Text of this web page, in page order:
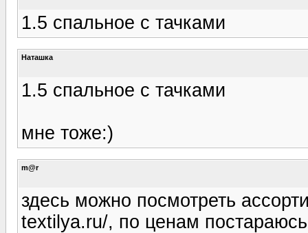
1.5 спальное с тачками
Наташка
1.5 спальное с тачками
мне тоже:)
m@r
здесь можно посмотреть
textilya.ru/, по ценам постараюсь